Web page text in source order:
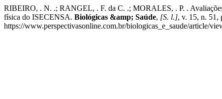
RIBEIRO, . N. .; RANGEL, . F. da C. .; MORALES, . P. . Avaliações
física do ISECENSA. Biológicas &amp; Saúde, [S. l.], v. 15, n. 51,
https://www.perspectivasonline.com.br/biologicas_e_saude/article/